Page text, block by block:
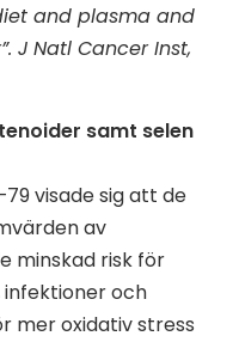
and plasma and
J Natl Cancer Inst,
samt selen
visade sig att de
av
minskad risk för
och
mer oxidativ stress